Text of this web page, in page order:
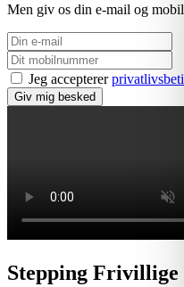
Men giv os din e-mail og
Jeg accepterer
Giv mig besked
Stepping